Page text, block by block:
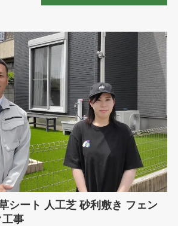
シート 人工芝 砂利敷き フェン
工事